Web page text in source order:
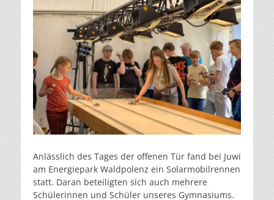
Anlässlich des Tages der offenen Tür fand bei Juwi
am Energiepark Waldpolenz ein Solarmobilrennen
statt. Daran beteiligten sich auch mehrere
Schülerinnen und Schüler unseres Gymnasiums.